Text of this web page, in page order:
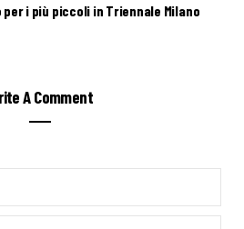
per i più piccoli in Triennale Milano
A Comment